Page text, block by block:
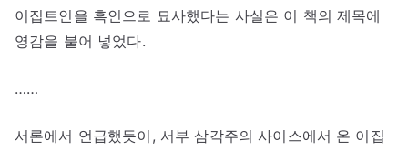
이집트인을 흑인으로 묘사했다는 사실은 이 책의 제목에
영감을 불어 넣었다.
……
서론에서 언급했듯이, 서부 삼각주의 사이스에서 온 이집